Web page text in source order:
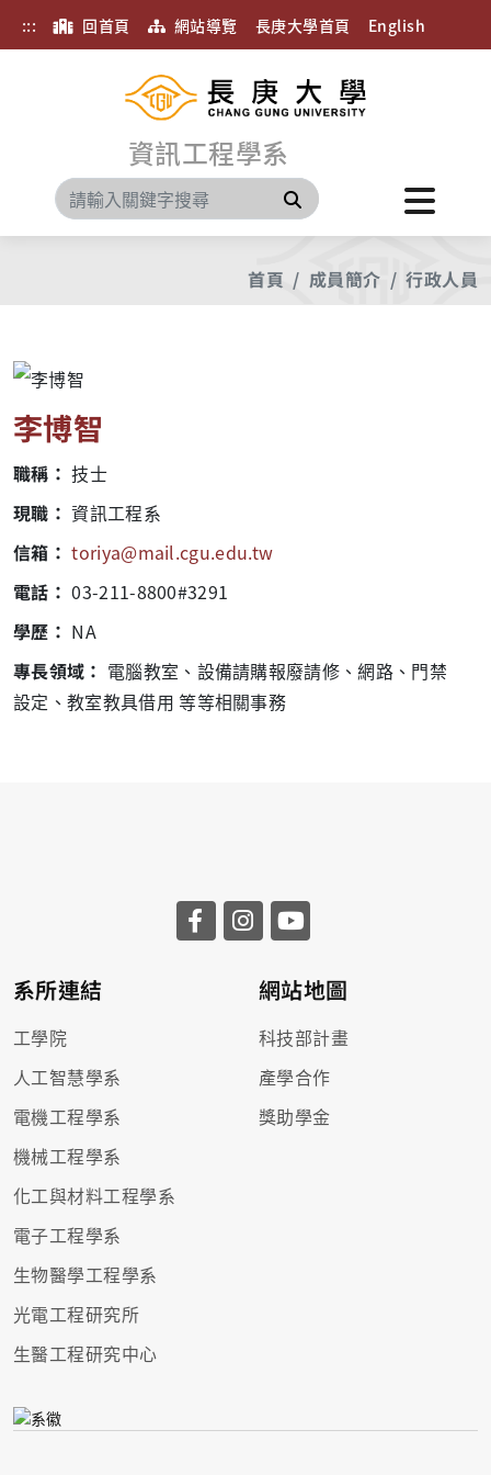
::: 回首頁 網站導覽 長庚大學首頁 English
資訊工程學系
搜尋
首頁 成員簡介 行政人員
李博智
職稱： 技士
現職： 資訊工程系
信箱： toriya@mail.cgu.edu.tw
電話： 03-211-8800#3291
學歷： NA
專長領域： 電腦教室、設備請購報廢請修、網路、門禁
設定、教室教具借用 等等相關事務
系所連結
工學院
人工智慧學系
電機工程學系
機械工程學系
化工與材料工程學系
電子工程學系
生物醫學工程學系
光電工程研究所
生醫工程研究中心
網站地圖
科技部計畫
產學合作
獎助學金